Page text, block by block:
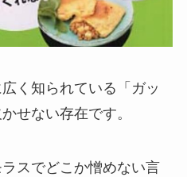
く知られている「ガッ
せない存在です。
スでどこか憎めない言